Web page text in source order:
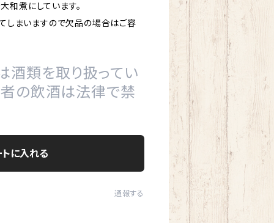
和煮にしています。
しまいますので欠品の場合はご容
酒類を取り扱ってい
の飲酒は法律で禁
に入れる
通報する